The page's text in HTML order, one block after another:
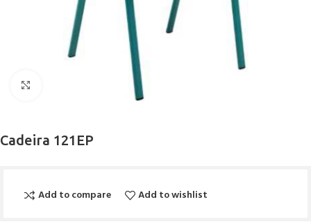
Cadeira 121EP
Add to compare Add to wishlist